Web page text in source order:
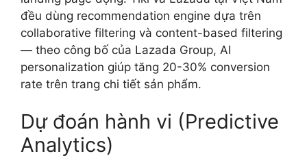
đều dùng recommendation engine dựa trên
collaborative filtering và content-based filtering
— theo công bố của Lazada Group, AI
personalization giúp tăng 20-30% conversion
rate trên trang chi tiết sản phẩm.
Dự đoán hành vi (Predictive
Analytics)